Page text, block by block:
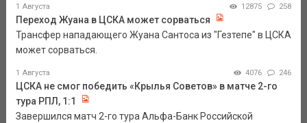
1 Августа 12875 258
Переход Жуана в ЦСКА может сорваться
Трансфер нападающего Жуана Сантоса из "Гезтепе" в ЦСКА
может сорваться.
1 Августа 4076 246
ЦСКА не смог победить «Крылья Советов» в матче 2-го
тура РПЛ, 1:1
Завершился матч 2-го тура Альфа-Банк Российской